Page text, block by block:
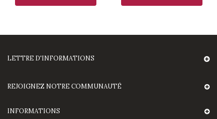
LETTRE D'INFORMATIONS
REJOIGNEZ NOTRE COMMUNAUTÉ
INFORMATIONS